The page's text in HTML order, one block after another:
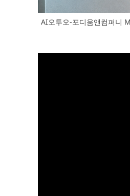
AI오투오-포디움앤컴퍼니